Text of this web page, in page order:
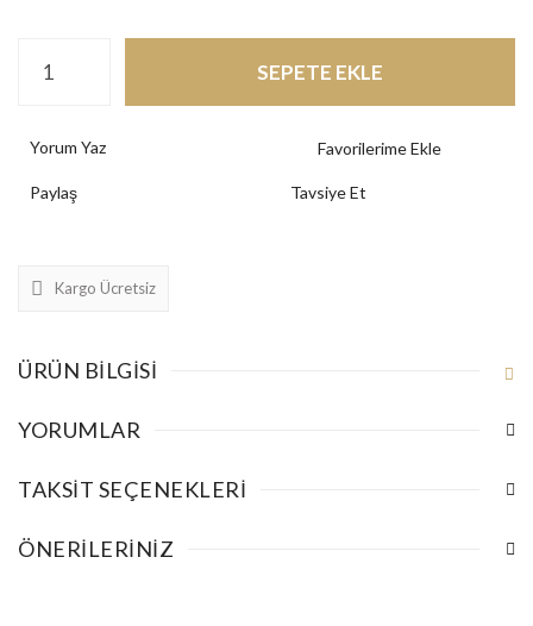
SEPETE EKLE
Yorum Yaz
Paylaş Tavsiye Et
Kargo Ücretsiz
ÜRÜN BILGISI
YORUMLAR
TAKSIT SEÇENEKLERI
ÖNERILERINIZ